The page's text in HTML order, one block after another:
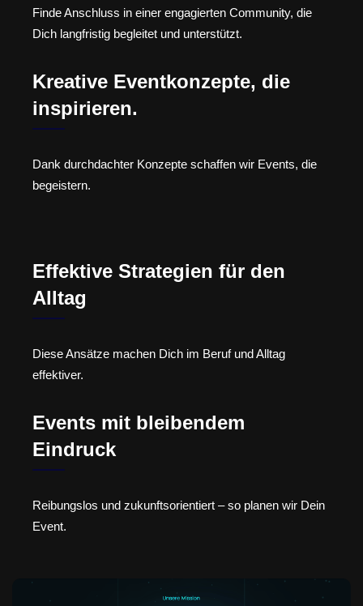
Finde Anschluss in einer engagierten Community, die
Dich langfristig begleitet und unterstützt.
Kreative Eventkonzepte, die
inspirieren.
Dank durchdachter Konzepte schaffen wir Events, die
begeistern.
Effektive Strategien für den
Alltag
Diese Ansätze machen Dich im Beruf und Alltag
effektiver.
Events mit bleibendem
Eindruck
Reibungslos und zukunftsorientiert – so planen wir Dein
Event.